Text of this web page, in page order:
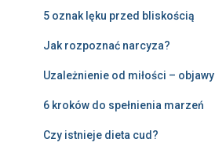
5 oznak lęku przed bliskością
Jak rozpoznać narcyza?
Uzależnienie od miłości – objawy
6 kroków do spełnienia marzeń
Czy istnieje dieta cud?